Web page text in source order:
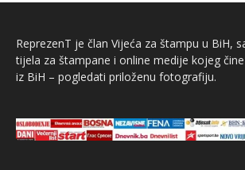
ReprezenT je član Vijeća za štampu u BiH,
tijela za štampane i online medije kojeg
iz BiH – pogledati priloženu fotografiju.